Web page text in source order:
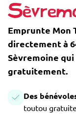
Emprunte Mon
directement à
Sèvremoine
gratuitement.
Des
toutou